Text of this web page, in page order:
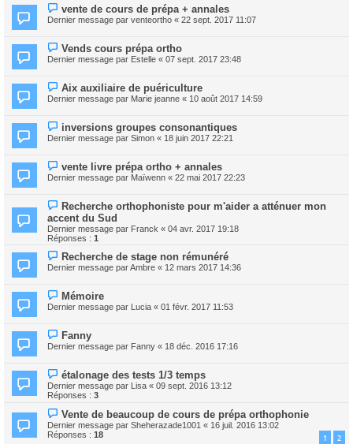
vente de cours de prépa + annales
Dernier message par venteortho « 22 sept. 2017 11:07
Vends cours prépa ortho
Dernier message par Estelle « 07 sept. 2017 23:48
Aix auxiliaire de puériculture
Dernier message par Marie jeanne « 10 août 2017 14:59
inversions groupes consonantiques
Dernier message par Simon « 18 juin 2017 22:21
vente livre prépa ortho + annales
Dernier message par Maïwenn « 22 mai 2017 22:23
Recherche orthophoniste pour m'aider a atténuer mon
accent du Sud
Dernier message par Franck « 04 avr. 2017 19:18
Réponses : 1
Recherche de stage non rémunéré
Dernier message parAmbre « 12 mars 2017 14:36
Mémoire
Dernier message par Lucia « 01 févr. 2017 11:53
Fanny
Dernier message par Fanny « 18 déc. 2016 17:16
étalonage des tests 1/3 temps
Dernier message par Lisa « 09 sept. 2016 13:12
Réponses : 3
Vente de beaucoup de cours de prépa orthophonie
Dernier message par Sheherazade1001 « 16 juil. 2016 13:02
Réponses : 18 1 2